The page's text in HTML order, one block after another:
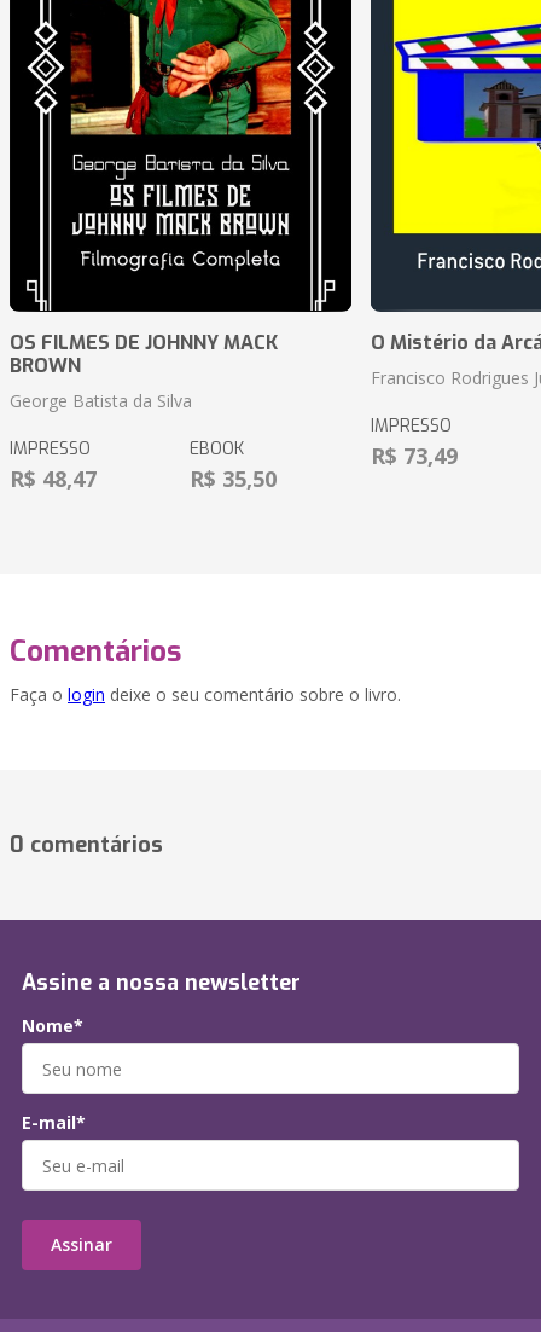
OS FILMES DE JOHNNY MACK
BROWN
George Batista da Silva
IMPRESSO
R$ 48,47
EBOOK
R$ 35,50
O Mistério da
Francisco Rodrigues
IMPRESSO
R$ 73,49
Comentários
Faça o login deixe o seu comentário sobre o livro.
0 comentários
Assine a nossa newsletter
Nome*
E-mail*
Assinar